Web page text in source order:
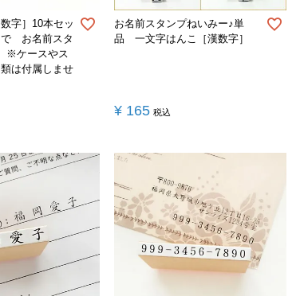
字］10本セッ
お名前スタ
※ケースやス
は付属しませ
お名前スタンプねいみー♪単
品 一文字はんこ［漢数字］
¥ 165 税込